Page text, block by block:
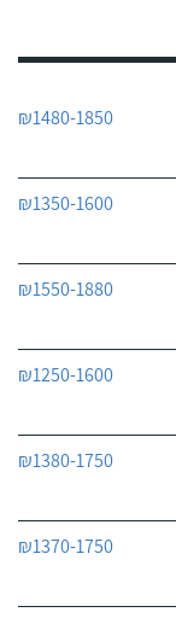
₪1480-1850
₪1350-1600
₪1550-1880
₪1250-1600
₪1380-1750
₪1370-1750